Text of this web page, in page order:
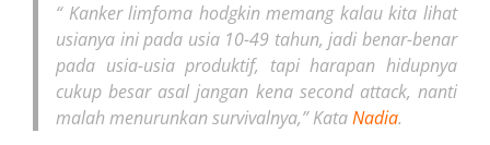
“ Kanker limfoma hodgkin memang kalau kita lihat
usianya ini pada usia 10-49 tahun, jadi benar-benar
pada usia-usia produktif, tapi harapan hidupnya
cukup besar asal jangan kena second attack, nanti
malah menurunkan survivalnya,” KataNadia.